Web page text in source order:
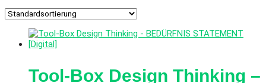
Tool-Box Design Thinking –